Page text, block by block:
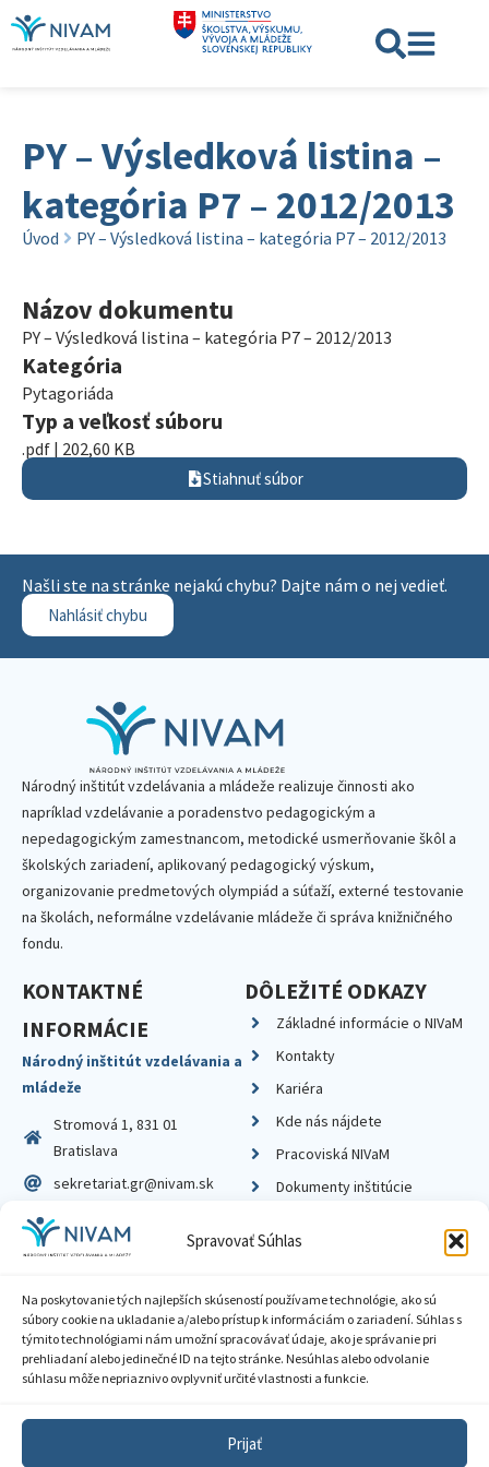
Spravovať Súhlas
Na poskytovanie tých najlepších skúseností používame technológie, ako sú
súbory cookie na ukladanie a/alebo prístup k informáciám o zariadení. Súhlas s
týmito technológiami nám umožní spracovávať údaje, ako je správanie pri
prehliadaní alebo jedinečné ID na tejto stránke. Nesúhlas alebo odvolanie
súhlasu môže nepriaznivo ovplyvniť určité vlastnosti a funkcie.
Prijať
PY – Výsledková listina –
kategória P7 – 2012/2013
Úvod PY – Výsledková listina – kategória P7 – 2012/2013
Názov dokumentu
PY – Výsledková listina – kategória P7 – 2012/2013
Kategória
Pytagoriáda
Typ a veľkosť súboru
.pdf | 202,60 KB
Stiahnuť súbor
Našli ste na stránke nejakú chybu? Dajte nám o nej vedieť.
Nahlásiť chybu
Národný inštitút vzdelávania a mládeže realizuje činnosti ako
napríklad vzdelávanie a poradenstvo pedagogickým a
nepedagogickým zamestnancom, metodické usmerňovanie škôl a
školských zariadení, aplikovaný pedagogický výskum,
organizovanie predmetových olympiád a súťaží, externé testovanie
na školách, neformálne vzdelávanie mládeže či správa knižničného
fondu.
KONTAKTNÉ
INFORMÁCIE
Národný inštitút vzdelávania a
mládeže
Stromová 1, 831 01
Bratislava
sekretariat.gr@nivam.sk
IČO: 00164348
DIČ: 2020798714
DÔLEŽITÉ ODKAZY
Základné informácie o NIVaM
Kontakty
Kariéra
Kde nás nájdete
Pracoviská NIVaM
Dokumenty inštitúcie
Zásady ochrany súkromia
Sprístupnenie informácií